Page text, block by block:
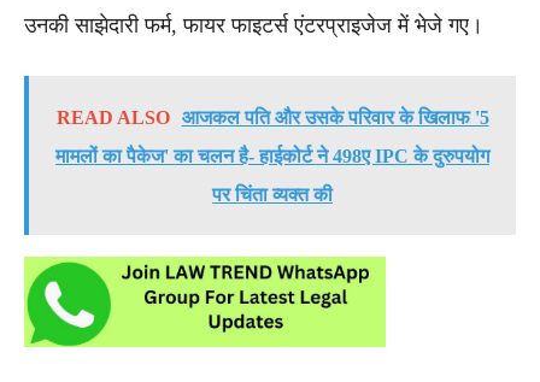
उनकी साझेदारी फर्म, फायर फाइटर्स एंटरप्राइजेज में भेजे गए।
READ ALSO
आजकल पति और उसके परिवार के खिलाफ '5
मामलों का पैकेज' का चलन है- हाईकोर्ट ने 498ए IPC के दुरुपयोग
पर चिंता व्यक्त की